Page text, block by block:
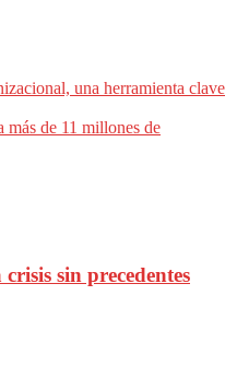
una herramienta clave
más de 11 millones de
sin precedentes